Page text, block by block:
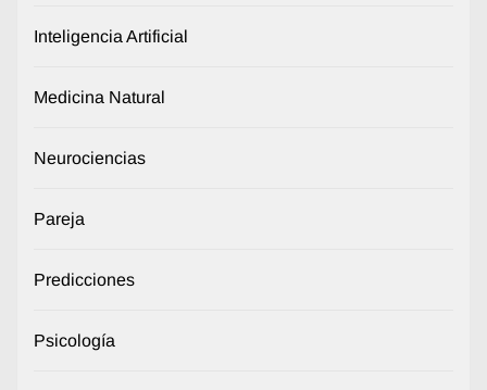
Inteligencia Artificial
Medicina Natural
Neurociencias
Pareja
Predicciones
Psicología